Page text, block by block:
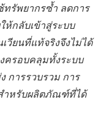
ทรัพยากรซ้ำ ลดการ
ห้กลับเข้าสู่ระบบ
วียนที่แท้จริงจึงไม่ได้
ครอบคลุมทั้งระบบ
การรวบรวม การ
ำหรับผลิตภัณฑ์ที่ได้